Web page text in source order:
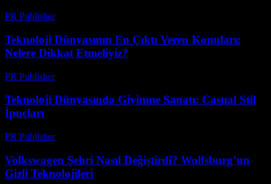
PR Publisher-
Teknoloji Dünyasının En Çıktı Veren Konuları:
Nelere Dikkat Etmeliyiz?
PR Publisher-
Teknoloji Dünyasında Giyinme Sanatı: Casual Stil
İpucları
PR Publisher-
Volkswagen Şehri Nasıl Değiştirdi? Wolfsburg’un
Gizli Teknolojileri